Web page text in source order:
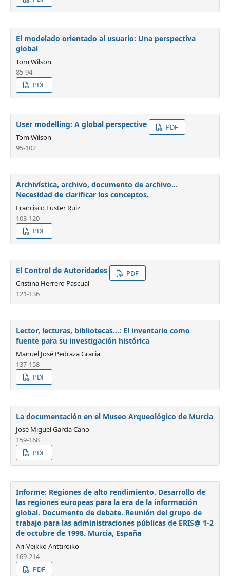
El modelado orientado al usuario: Una perspectiva
global
Tom Wilson
85-94
PDF
User modelling: A global perspective
Tom Wilson
95-102
PDF
Archivística, archivo, documento de archivo...
Necesidad de clarificar los conceptos.
Francisco Fuster Ruiz
103-120
PDF
El Control de Autoridades
Cristina Herrero Pascual
121-136
PDF
Lector, lecturas, bibliotecas...: El inventario como
fuente para su investigación histórica
Manuel José Pedraza Gracia
137-158
PDF
La documentación en el Museo Arqueológico de Murcia
José Miguel García Cano
159-168
PDF
Informe: Regiones de alto rendimiento. Desarrollo de
las regiones europeas para la era de la información
global. Documento de debate. Reunión del grupo de
trabajo para las administraciones públicas de ERIS@ 1-2
de octubre de 1998. Murcia, España
Ari-Veikko Anttiroiko
169-214
PDF